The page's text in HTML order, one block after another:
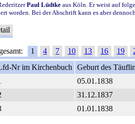
Paul Lüdtke aus Köln. Er weist auf
worden. Bei der Abschrift kann es aber
1 4 7 10 13 16 19
Nr im Kirchenbuch Geburt des
05.01.1838
31.12.1837
01.01.1838